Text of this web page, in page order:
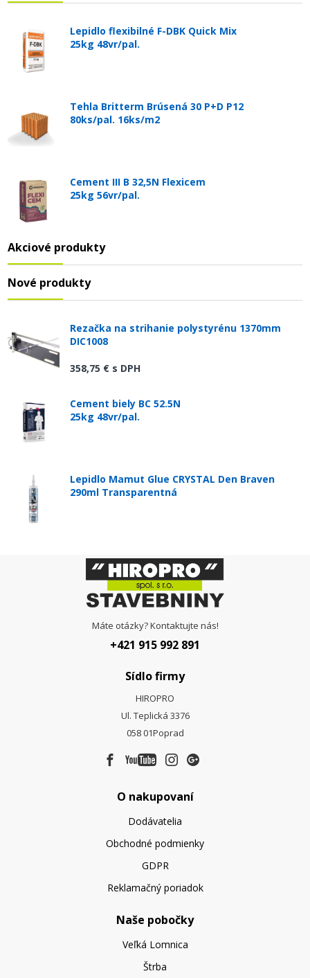
Lepidlo flexibilné F-DBK Quick Mix
25kg 48vr/pal.
Tehla Britterm Brúsená 30 P+D P12
80ks/pal. 16ks/m2
Cement III B 32,5N Flexicem
25kg 56vr/pal.
Akciové produkty
Nové produkty
Rezačka na strihanie polystyrénu 1370mm
DIC1008
358,75 € s DPH
Cement biely BC 52.5N
25kg 48vr/pal.
Lepidlo Mamut Glue CRYSTAL Den Braven
290ml Transparentná
Máte otázky? Kontaktujte nás!
+421 915 992 891
Sídlo firmy
HIROPRO
Ul. Teplická 3376
058 01Poprad
O nakupovaní
Dodávatelia
Obchodné podmienky
GDPR
Reklamačný poriadok
Naše pobočky
Veľká Lomnica
Štrba